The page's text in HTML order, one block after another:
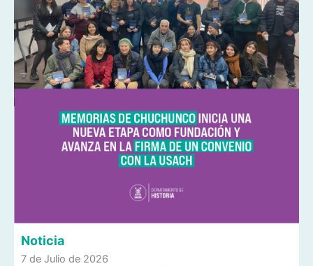
Noticia
7 de Julio de 2026